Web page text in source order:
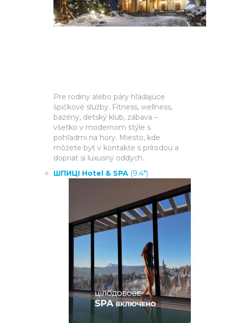
Pre rodiny alebo páry hľadajúce
špičkové služby. Fitness, wellness,
bazény, detský klub, zábava –
všetko v modernom štýle s
pohľadmi na hory. Miesto, kde
môžete byť v kontakte s prírodou a
dopriať si luxusný oddych.
ШПИЦІ Hotel & SPA (9.4*)